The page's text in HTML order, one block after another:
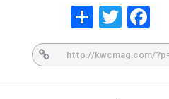
Face
book
Twitt
er